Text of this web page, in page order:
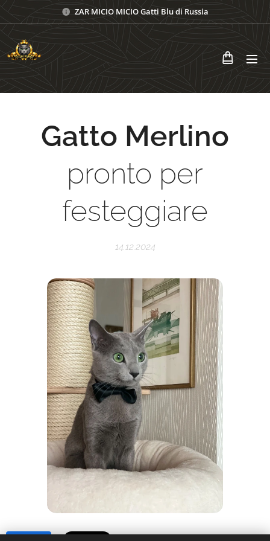
ZAR MICIO MICIO Gatti Blu di Russia
Gatto Merlino
pronto per
festeggiare
14.12.2024